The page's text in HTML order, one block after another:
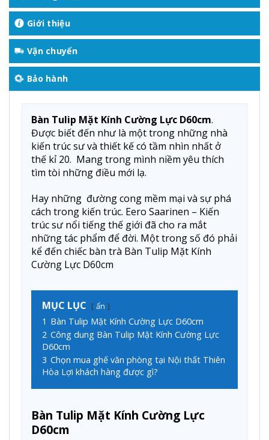
Giới thiệu
Vận chuyển
Bảo hành
Bàn Tulip Mặt Kính Cường Lực D60cm.
Được biết đến như là một trong những nhà
kiến trúc sư và thiết kế có tầm nhìn nhất ở
thế kỉ 20. Mang trong mình niềm yêu thích
tìm tòi những điều mới lạ.
Hay những đường cong mềm mại và sự phá
cách trong kiến trúc. Eero Saarinen – Kiến
trúc sư nổi tiếng thế giới đã cho ra mắt
những tác phẩm để đời. Một trong số đó phải
kể đến chiếc bàn trà Bàn Tulip Mặt Kính
Cường Lực D60cm
MỤC LỤC ẩn
1 Bàn Tulip Mặt Kính Cường Lực D60cm
2 Công dung Bàn Tulip Mặt Kính Cường Lực
D60cm
3 Chọn mua ghế văn phòng tại Nội thất Thiên
Hòa Lợi khách hàng được gì?
Bàn Tulip Mặt Kính Cường Lực
D60cm